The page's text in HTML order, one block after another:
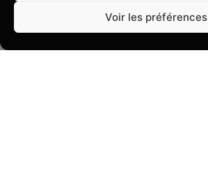
Voir les préférences